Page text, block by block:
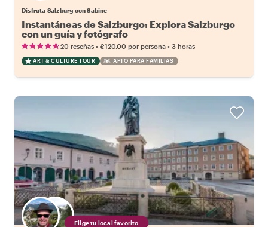
Disfruta Salzburg con Sabine
Instantáneas de Salzburgo: Explora Salzburgo
con un guía y fotógrafo
20 reseñas • €120.00 por persona • 3 horas
ART & CULTURE TOUR APTO PARA FAMILIAS
Elige tu local favorito